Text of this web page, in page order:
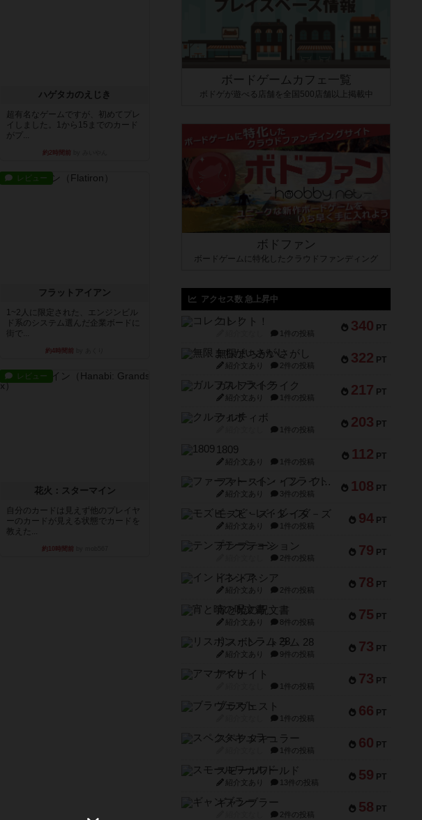
ハゲタカのえじき
超有名なゲームですが、初めてプレ
イしました。1から15までのカード
がプ...
約2時間前
レビュー
フラットアイアン
1~2人に限定された、エンジンビル
ド系のシステム選んだ企業ボードに
街で...
約4時間前
レビュー
花火：スターマイン
自分のカードは見えず他のプレイヤ
ーのカードが見える状態でカードを
教えた...
約10時間前
ボードゲームカフェ一覧
ボドゲが遊べる店舗を全国500店舗以上掲載中
ボドファン
ボードゲームに特化したクラウドファンディング
アクセス数 急上昇中
340 PT
コレクト！
1件の投稿
322 PT
無限まちがいさがし
紹介文あり 2件の投稿
217 PT
ガルフストライク
紹介文あり 1件の投稿
203 PT
クルティボ
1件の投稿
112 PT
1809
紹介文あり 1件の投稿
108 PT
ファースト・イン・フライト
紹介文あり 3件の投稿
94 PT
モズビ－ズ・レイダ－ズ
紹介文あり 1件の投稿
79 PT
テンプテーション
2件の投稿
78 PT
インドネシア
紹介文あり 2件の投稿
75 PT
宵と暁の呪文書
紹介文あり 8件の投稿
73 PT
リスボン・トラム 28
紹介文あり 9件の投稿
73 PT
アマナイト
1件の投稿
66 PT
ブラヴェスト
1件の投稿
60 PT
スペクタキュラー
1件の投稿
59 PT
スモールワールド
紹介文あり 13件の投稿
58 PT
ギャンブラー
2件の投稿